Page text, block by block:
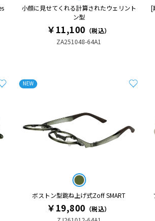
小顔に見せてくれる計算されたウェリント
ン型
￥11,100 （税込）
ZA251048-64A1
[
NEW
ボストン型跳ね上げ式Zoff SMART
￥19,800 （税込）